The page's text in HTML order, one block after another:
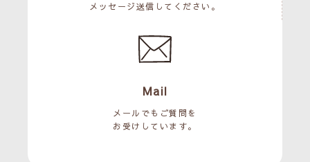
メッセージ送信してください。
Mail
メールでもご質問を
お受けしています。